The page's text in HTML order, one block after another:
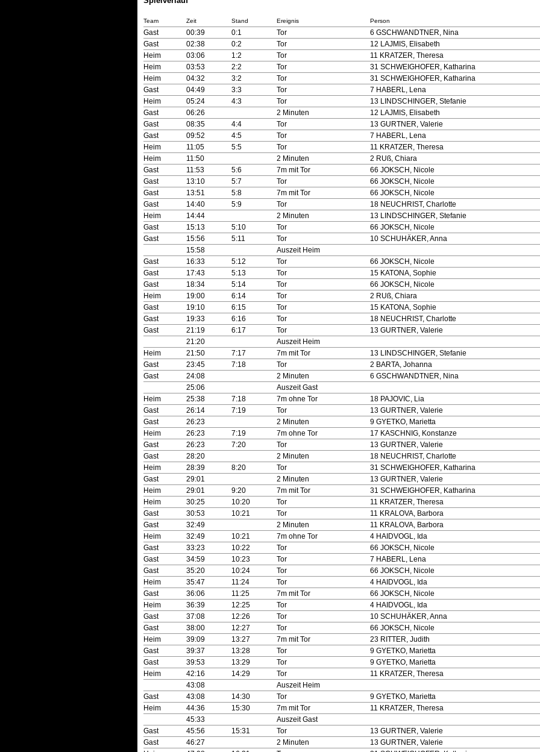
Team Zeit Stand Ereignis Person
Gast 00:39 0:1 Tor
6 GSCHWANDTNER, Nina
Gast
02:38 0:2 Tor
12 LAJMIS, Elisabeth
Heim
03:06 1:2 Tor
11 KRATZER, Theresa
Heim
03:53 2:2 Tor
31 SCHWEIGHOFER, Katharina
Heim
04:32 3:2 Tor
31 SCHWEIGHOFER, Katharina
Gast
04:49 3:3 Tor
7 HABERL, Lena
Heim
05:24 4:3 Tor
13 LINDSCHINGER, Stefanie
Gast
06:26 2 Minuten
12 LAJMIS, Elisabeth
Gast
08:35 4:4 Tor
13 GURTNER, Valerie
Gast
09:52 4:5 Tor
7 HABERL, Lena
Heim
11:05 5:5 Tor
11 KRATZER, Theresa
Heim
11:50 2 Minuten
2 RUß, Chiara
Gast
11:53 5:6 7m mit Tor
66 JOKSCH, Nicole
Gast
13:10 5:7 Tor
66 JOKSCH, Nicole
Gast
13:51 5:8 7m mit Tor
66 JOKSCH, Nicole
Gast
14:40 5:9 Tor
18 NEUCHRIST, Charlotte
Heim
14:44 2 Minuten
13 LINDSCHINGER, Stefanie
Gast
15:13 5:10 Tor
66 JOKSCH, Nicole
Gast
15:56 5:11 Tor
10 SCHUHÄKER, Anna
15:58
Auszeit Heim
Gast
16:33 5:12 Tor
66 JOKSCH, Nicole
Gast
17:43 5:13 Tor
15 KATONA, Sophie
Gast
18:34 5:14 Tor
66 JOKSCH, Nicole
Heim
19:00 6:14 Tor
2 RUß, Chiara
Gast
19:10 6:15 Tor
15 KATONA, Sophie
Gast
19:33 6:16 Tor
18 NEUCHRIST, Charlotte
Gast
21:19 6:17 Tor
13 GURTNER, Valerie
21:20
Auszeit Heim
Heim
21:50 7:17 7m mit Tor
13 LINDSCHINGER, Stefanie
Gast
23:45 7:18 Tor
2 BARTA, Johanna
Gast
24:08 2 Minuten
6 GSCHWANDTNER, Nina
25:06
Auszeit Gast
Heim
25:38 7:18 7m ohne Tor
18 PAJOVIC, Lia
Gast
26:14 7:19 Tor
13 GURTNER, Valerie
Gast
26:23 2 Minuten
9 GYETKO, Marietta
Heim
26:23 7:19 7m ohne Tor
17 KASCHNIG, Konstanze
Gast
26:23 7:20 Tor
13 GURTNER, Valerie
Gast
28:20 2 Minuten
18 NEUCHRIST, Charlotte
Heim
28:39 8:20 Tor
31 SCHWEIGHOFER, Katharina
Gast
29:01 2 Minuten
13 GURTNER, Valerie
Heim
29:01 9:20 7m mit Tor
31 SCHWEIGHOFER, Katharina
Heim
30:25 10:20 Tor
11 KRATZER, Theresa
Gast
30:53 10:21 Tor
11 KRALOVA, Barbora
Gast
32:49 2 Minuten
11 KRALOVA, Barbora
Heim
32:49 10:21 7m ohne Tor
4 HAIDVOGL, Ida
Gast
33:23 10:22 Tor
66 JOKSCH, Nicole
Gast
34:59 10:23 Tor
7 HABERL, Lena
Gast
35:20 10:24 Tor
66 JOKSCH, Nicole
Heim
35:47 11:24 Tor
4 HAIDVOGL, Ida
Gast
36:06 11:25 7m mit Tor
66 JOKSCH, Nicole
Heim
36:39 12:25 Tor
4 HAIDVOGL, Ida
Gast
37:08 12:26 Tor
10 SCHUHÄKER, Anna
Gast
38:00 12:27 Tor
66 JOKSCH, Nicole
Heim
39:09 13:27 7m mit Tor
23 RITTER, Judith
Gast
39:37 13:28 Tor
9 GYETKO, Marietta
Gast
39:53 13:29 Tor
9 GYETKO, Marietta
Heim
42:16 14:29 Tor
11 KRATZER, Theresa
43:08
Auszeit Heim
Gast
43:08 14:30 Tor
9 GYETKO, Marietta
Heim
44:36 15:30 7m mit Tor
11 KRATZER, Theresa
45:33
Auszeit Gast
Gast
45:56 15:31 Tor
13 GURTNER, Valerie
Gast
46:27 2 Minuten
13 GURTNER, Valerie